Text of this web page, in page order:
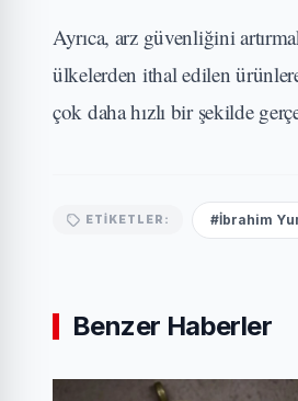
Ayrıca, arz güvenliğini
ülkelerden ithal edilen
çok daha hızlı bir şekilde
ETIKETLER: #İbrahim
Benzer Haberler